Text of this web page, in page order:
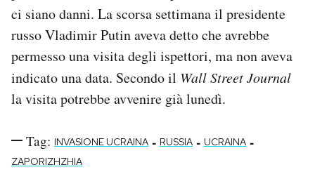
ci siano danni. La scorsa settimana il presidente
russo Vladimir Putin aveva detto che avrebbe
permesso una visita degli ispettori, ma non aveva
indicato una data. Secondo il Wall Street Journal
la visita potrebbe avvenire già lunedì.
Tag: INVASIONE UCRAINA - RUSSIA - UCRAINA -
ZAPORIZHZHIA